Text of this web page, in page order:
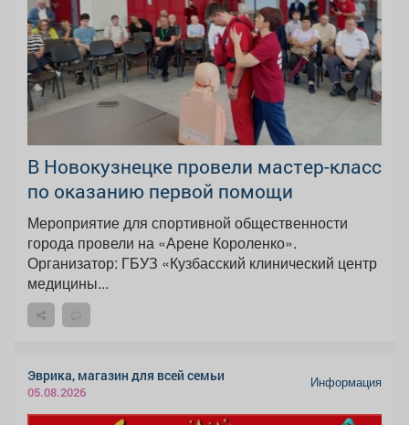
В Новокузнецке провели мастер-класс
по оказанию первой помощи
Мероприятие для спортивной общественности
города провели на «Арене Короленко».
Организатор: ГБУЗ «Кузбасский клинический центр
медицины...
Эврика, магазин для всей семьи
05.08.2026
Информация